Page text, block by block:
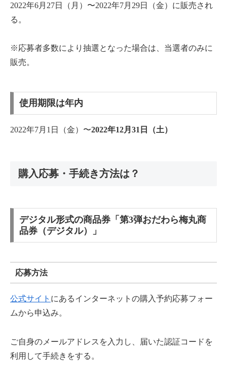
2022年6月27日（月）〜2022年7月29日（金）に販売され
る。
※応募者多数により抽選となった場合は、当選者のみに
販売。
使用期限は年内
2022年7月1日（金）〜2022年12月31日（土）
購入応募・手続き方法は？
デジタル形式の商品券「第3弾おだわら梅丸商
品券（デジタル）」
応募方法
公式サイト にあるインターネットの購入予約応募フォー
ムから申込み。
ご自身のメールアドレスを入力し、届いた認証コードを
利用して手続きをする。